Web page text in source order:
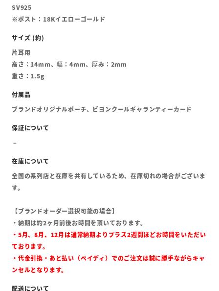
SV925
※ポスト：18Kイエローゴールド
片耳用
高さ：14mm、幅：4mm、厚み：2mm
重さ：1.5g
ブランドオリジナルポーチ、ビヨンクールギャランティーカード
全国の系列店と在庫を共有しているため、在庫切れの場合がございま
す。
【ブランドオーダー選択可能の場合】
・納期は約2ヶ月前後お時間を頂いております。
・5月、8月、12月は通常納期よりプラス2週間ほどお時間をいただい
ております。
・代金引換・あと払い（ペイディ）でのご注文は誠に勝手ながらキャ
ンセルとなります。